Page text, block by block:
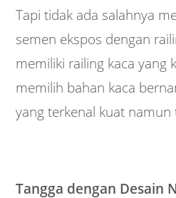
Tapi tidak ada salahnya
semen ekspos dengan
memiliki railing kaca yang
memilih bahan kaca
yang terkenal kuat namun
Tangga dengan Desain